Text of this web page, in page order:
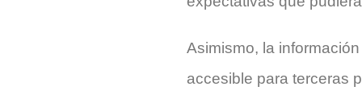
Asimismo, la
accesible para terceras